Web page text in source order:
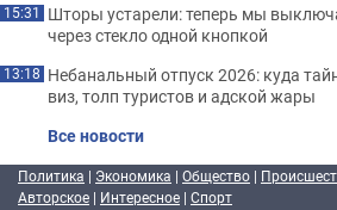
15:31 Шторы устарели: теперь мы
через стекло одной кнопкой
13:18 Небанальный отпуск 2026: куда
виз, толп туристов и адской жары
Все новости
Политика | Экономика | Общество |
Авторское | Интересное | Спорт